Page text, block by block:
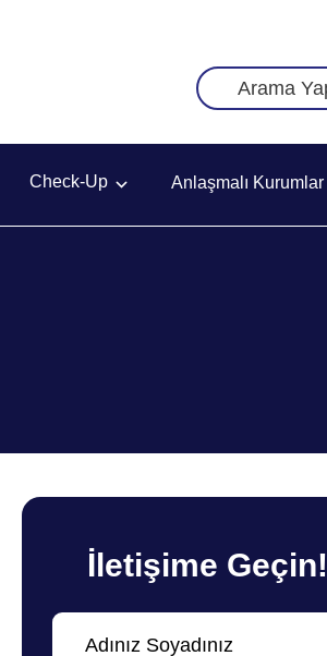
Check-Up Anlaşmalı Kurumlar
İletişime Geçin!